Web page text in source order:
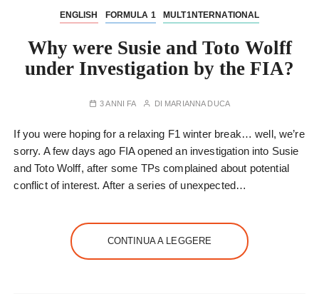
ENGLISH FORMULA 1 MULT1NTERNATIONAL
Why were Susie and Toto Wolff
under Investigation by the FIA?
3 ANNI FA DI MARIANNA DUCA
If you were hoping for a relaxing F1 winter break… well, we’re
sorry. A few days ago FIA opened an investigation into Susie
and Toto Wolff, after some TPs complained about potential
conflict of interest. After a series of unexpected…
CONTINUA A LEGGERE